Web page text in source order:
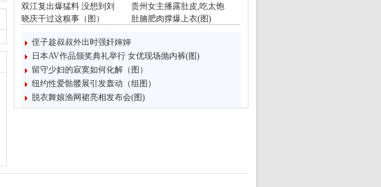
双江复出爆猛料 没想到刘
晓庆干过这糗事（图）
贵州女主播露肚皮,吃太饱
肚腩肥肉撑爆上衣(图)
侄子趁叔叔外出时强奸婶婶
日本AV作品颁奖典礼举行 女优现场抛内裤(图)
留守少妇的寂寞如何化解（图）
纽约性爱骷髅展引发轰动（组图）
脱衣舞娘渔网裙亮相发布会(图)